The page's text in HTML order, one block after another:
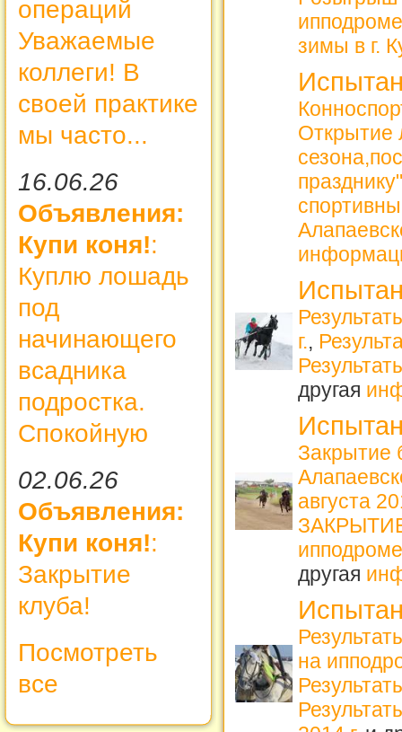
операций
Уважаемые
коллеги! В
своей практике
мы часто...
16.06.26
Объявления:
Купи коня!:
Куплю лошадь
под
начинающего
всадника
подростка.
Спокойную
02.06.26
Объявления:
Купи коня!:
Закрытие
клуба!
Посмотреть
все
зимы в г.
Открытие
г.,
другая
Закрытие
августа
ЗАКРЫТИЕ
другая
на